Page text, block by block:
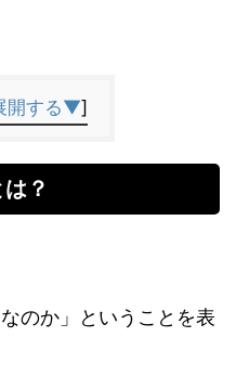
開する▼]
？
なのか」ということを表